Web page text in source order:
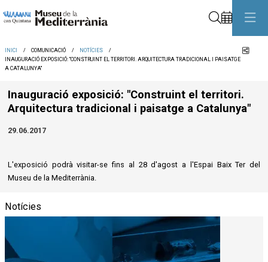
INICI COMUNICACIÓ
NOTÍCIES
INAUGURACIÓ EXPOSICIÓ: "CONSTRUINT EL TERRITORI. ARQUITECTURA TRADICIONAL I PAISATGE
A CATALUNYA"
Inauguració exposició: "Construint el territori.
Arquitectura tradicional i paisatge a Catalunya"
29.06.2017
L'exposició podrà visitar-se fins al 28 d'agost a l'Espai Baix Ter del
Museu de la Mediterrània.
Notícies